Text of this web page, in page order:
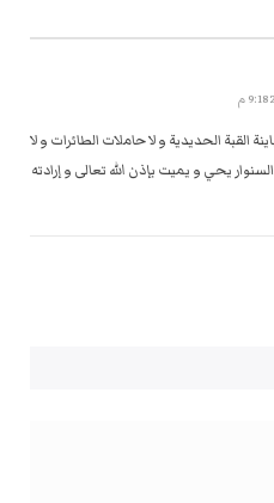
الحديدية و لا حاملات الطائرات و لا
يحي و يميت بإذن الله تعالى و إرادته